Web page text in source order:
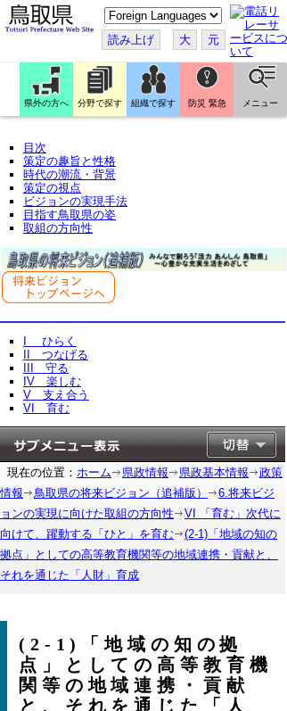
こ
の
ペ
ー
ジ
を
翻
訳
す
読み上げ 大 元
県外の方へ 分野で探す 組織で探す 防災 緊急 メニュー
目次
策定の趣旨と性格
時代の潮流・背景
策定の視点
ビジョンの実現手法
目指す鳥取県の姿
取組の方向性
I ひらく
II つなげる
III 守る
IV 楽しむ
V 支え合う
VI 育む
現在の位置： ホーム 県政情報 県政基本情報
政策
情報
鳥取県の将来ビジョン（追補版）
6.将来ビジ
ョンの実現に向けた取組の方向性
VI 「育む」次代に
向けて、躍動する「ひと」を育む
(2-1)「地域の知の
拠点」としての高等教育機関等の地域連携・貢献と、
それを通じた「人財」育成
(2-1)「地域の知の拠
点」としての高等教育機
関等の地域連携・貢献
と、それを通じた「人